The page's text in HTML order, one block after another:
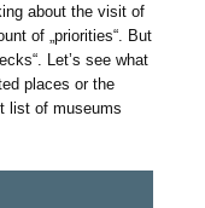
about the visit of
of „priorities“. But
Let’s see what
places or the
list of museums